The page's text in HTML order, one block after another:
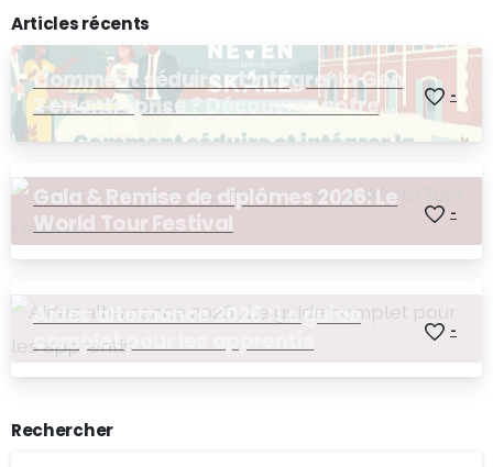
Articles récents
Comment séduire et intégrer la Gen
Z en entreprise ? Découvrez notre
Afterwork RH !
-
Gala & Remise de diplômes 2026: Le
World Tour Festival
-
Aides alternance 2026 : Le guide
complet pour les apprentis
-
Rechercher